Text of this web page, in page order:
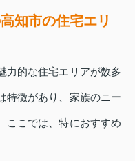
知市の住宅エリ
力的な住宅エリアが数多
特徴があり、家族のニー
ここでは、特におすすめ